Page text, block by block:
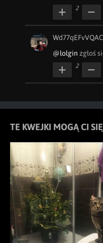
2
@lolgin zgłoś
2
TE KWEJKI MOGĄ CI